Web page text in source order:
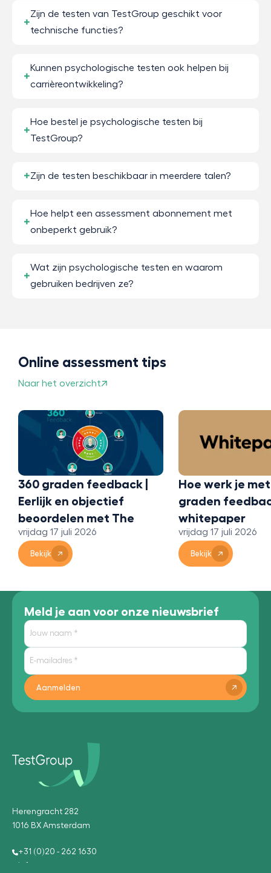
Zijn de testen van TestGroup geschikt voor
technische functies?
Kunnen psychologische testen ook helpen bij
carrièreontwikkeling?
Hoe bestel je psychologische testen bij
TestGroup?
Zijn de testen beschikbaar in meerdere talen?
Hoe helpt een assessment abonnement met
onbeperkt gebruik?
Wat zijn psychologische testen en waarom
gebruiken bedrijven ze?
Online assessment tips
Naar het overzicht
360 graden feedback |
Eerlijk en objectief
beoordelen met The
Bridge 360
vrijdag 17 juli 2026
Bekijk
Hoe werk je
graden
whitepaper
vrijdag 17 juli 2026
Bekijk
Meld je aan voor onze nieuwsbrief
Aanmelden
Herengracht 282
1016 BX Amsterdam
+31 (0)20 - 262 1630